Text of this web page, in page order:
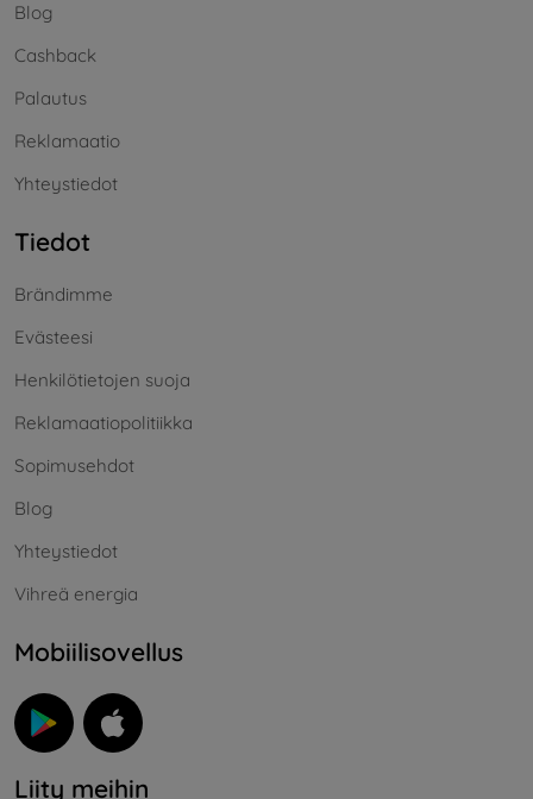
Blog
Cashback
Palautus
Reklamaatio
Yhteystiedot
Tiedot
Brändimme
Evästeesi
Henkilötietojen suoja
Reklamaatiopolitiikka
Sopimusehdot
Blog
Yhteystiedot
Vihreä energia
Mobiilisovellus
Liity meihin